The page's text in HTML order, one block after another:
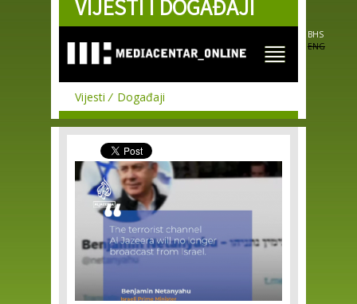
Skip to
main
VIJESTI I DOGAĐAJI
BHS
ENG
Vijesti Događaji